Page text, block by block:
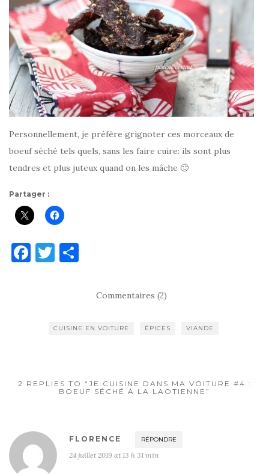
Personnellement, je préfère grignoter ces morceaux de
boeuf séché tels quels, sans les faire cuire: ils sont plus
tendres et plus juteux quand on les mâche 🙂
Partager :
F
k
T
r er
Commentaires (2)
CUISINE EN VOITURE ÉPICES VIANDE
2 REPLIES TO “JE CUISINE DANS MA VOITURE #4 :
BOEUF SÉCHÉ À LA LAOTIENNE”
FLORENCE RÉPONDRE
24 juillet 2019 at 13 h 31 min